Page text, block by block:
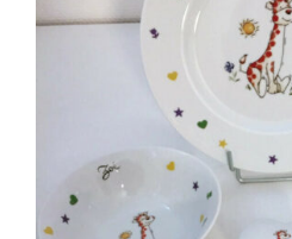
AJOUTER AU PANIER